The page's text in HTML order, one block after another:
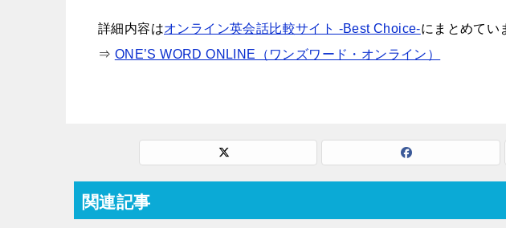
詳細内容はオンライン英会話比較サイト -Best Choice-にまとめてい
⇒ ONE’S WORD ONLINE（ワンズワード・オンライン）
関連記事